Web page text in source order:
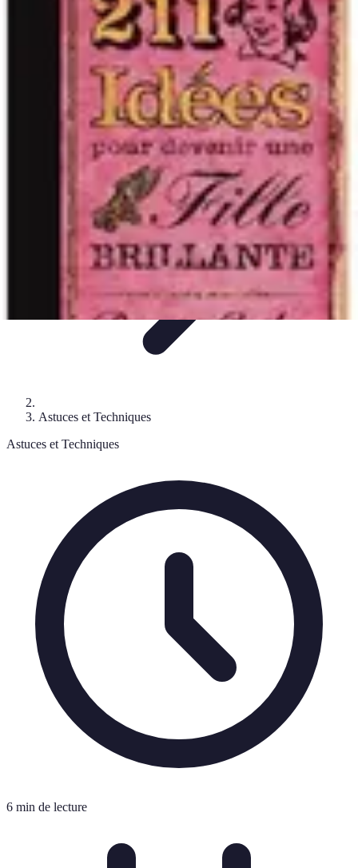
Astuces Rubik Cube
Astuces et TechniquesTechniques de SpeedcubingAstuces et
RésolutionTechniques et Astuces
Astuces Rubik Cube
Astuces et Techniques
Astuces et Techniques
6 min de lecture